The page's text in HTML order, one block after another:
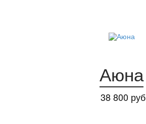
Аюна
38 800 руб